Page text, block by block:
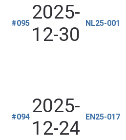
#095 2025-
12-30
NL25-001
#094 2025-
12-24
EN25-017